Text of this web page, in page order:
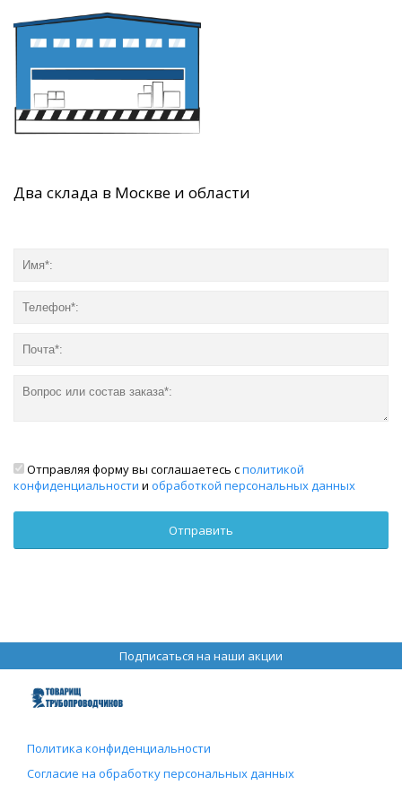
Два склада в Москве и области
Отправляя форму вы соглашаетесь сполитикой
конфиденциальности и обработкой персональных данных
Подписаться на наши акции
Политика конфиденциальности
Согласие на обработку персональных данных